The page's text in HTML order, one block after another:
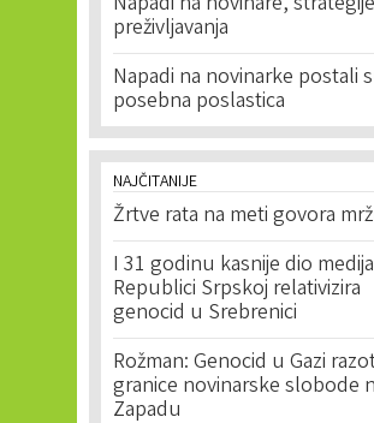
preživljavanja
Napadi na novinarke postali
posebna poslastica
NAJČITANIJE
Žrtve rata na meti govora
I 31 godinu kasnije dio
Republici Srpskoj relativizira
genocid u Srebrenici
Rožman: Genocid u Gazi
granice novinarske slobode
Zapadu